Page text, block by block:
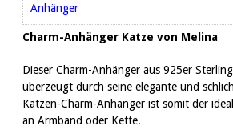
Charm-Anhänger Katze von Melina
Dieser Charm-Anhänger aus 925er
überzeugt durch seine elegante und
Katzen-Charm-Anhänger ist somit der
an Armband oder Kette.